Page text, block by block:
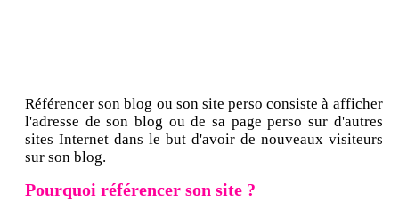
Référencer son blog ou son site perso consiste à afficher
l'adresse de son blog ou de sa page perso sur d'autres
sites Internet dans le but d'avoir de nouveaux visiteurs
sur son blog.
Pourquoi référencer son site ?